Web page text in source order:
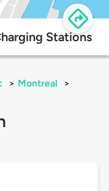
Stations
> Montreal
>